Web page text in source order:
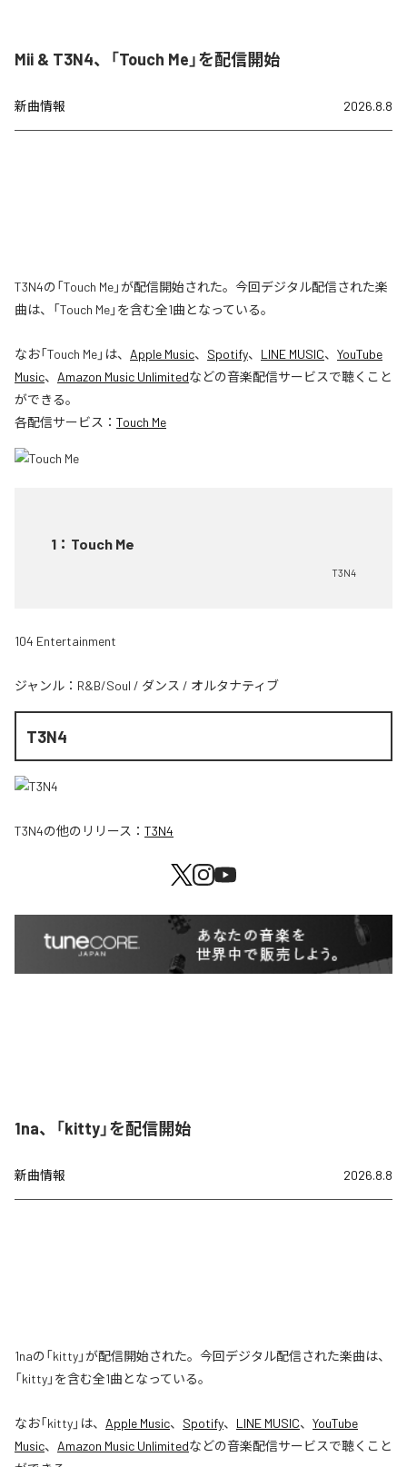
Mii & T3N4、「Touch Me」を配信開始
新曲情報 2026.8.8
T3N4の「Touch Me」が配信開始された。今回デジタル配信された楽
曲は、「Touch Me」を含む全1曲となっている。
なお「Touch Me」は、 Apple Music、 Spotify、 LINE MUSIC、 YouTube
Music、 Amazon Music Unlimitedなどの音楽配信サービスで聴くこと
ができる。
各配信サービス： Touch Me
1 ： Touch Me
T3N4
104 Entertainment
ジャンル： R&B/Soul / ダンス / オルタナティブ
T3N4
T3N4の他のリリース： T3N4
1na、「kitty」を配信開始
新曲情報 2026.8.8
1naの「kitty」が配信開始された。今回デジタル配信された楽曲は、
「kitty」を含む全1曲となっている。
なお「kitty」は、 Apple Music、 Spotify、 LINE MUSIC、 YouTube
Music、 Amazon Music Unlimitedなどの音楽配信サービスで聴くこと